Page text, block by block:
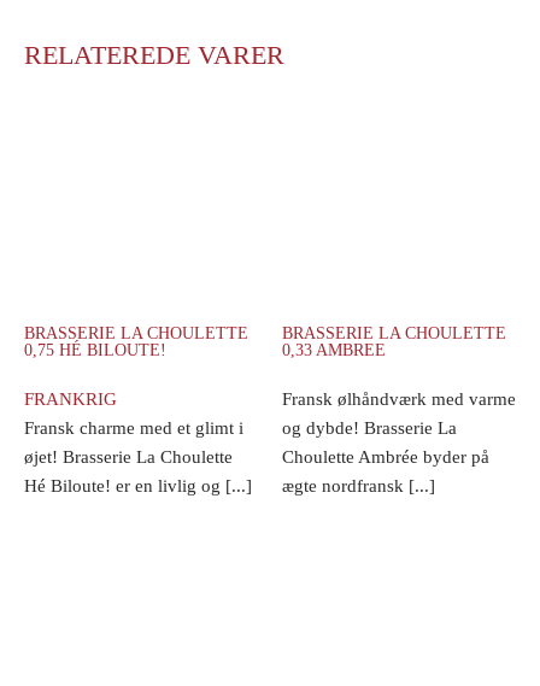
RELATEREDE VARER
BRASSERIE LA CHOULETTE
0,75 HÉ BILOUTE!
FRANKRIG
Fransk charme med et glimt i
øjet! Brasserie La Choulette
Hé Biloute! er en livlig og [...]
BRASSERIE LA CHOULETTE
0,33 AMBREE
Fransk ølhåndværk med varme
og dybde! Brasserie La
Choulette Ambrée byder på
ægte nordfransk [...]